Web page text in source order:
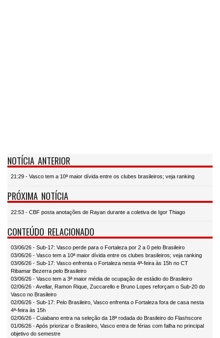
NOTÍCIA ANTERIOR
21:29 - Vasco tem a 10ª maior dívida entre os clubes brasileiros; veja ranking
PRÓXIMA NOTÍCIA
22:53 - CBF posta anotações de Rayan durante a coletiva de Igor Thiago
CONTEÚDO RELACIONADO
03/06/26 - Sub-17: Vasco perde para o Fortaleza por 2 a 0 pelo Brasileiro
03/06/26 - Vasco tem a 10ª maior dívida entre os clubes brasileiros; veja ranking
03/06/26 - Sub-17: Vasco enfrenta o Fortaleza nesta 4ª-feira às 15h no CT
Ribamar Bezerra pelo Brasileiro
03/06/26 - Vasco tem a 3ª maior média de ocupação de estádio do Brasileiro
02/06/26 - Avellar, Ramon Rique, Zuccarello e Bruno Lopes reforçam o Sub-20 do
Vasco no Brasileiro
02/06/26 - Sub-17: Pelo Brasileiro, Vasco enfrenta o Fortaleza fora de casa nesta
4ª-feira às 15h
02/06/26 - Cuiabano entra na seleção da 18ª rodada do Brasileiro do Flashscore
01/06/26 - Após priorizar o Brasileiro, Vasco entra de férias com falha no principal
objetivo do semestre